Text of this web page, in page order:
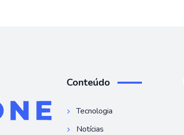
Conteúdo
Tecnologia
Notícias